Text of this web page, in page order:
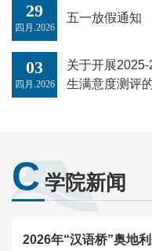
29
四月.2026
五一放假通知
03
四月.2026
关于开展
生满意度测评
C 学院新闻
2026年“汉语桥”奥地